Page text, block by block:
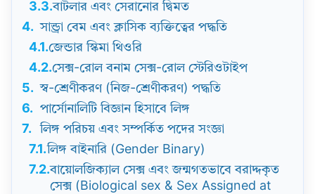
3.3.বাটলার এবং সেরানোর দ্বিমত
4. সান্ড্রা বেম এবং ক্লাসিক ব্যক্তিত্বের পদ্ধতি
4.1.জেন্ডার স্কিমা থিওরি
4.2.সেক্স-রোল বনাম সেক্স-রোল স্টেরিওটাইপ
5. স্ব-শ্রেণীকরণ (নিজ-শ্রেণীকরণ) পদ্ধতি
6.
পার্সোনালিটি বিজ্ঞান হিসাবে লিঙ্গ
7.
লিঙ্গ পরিচয় এবং সম্পর্কিত পদের সংজ্ঞা
7.1.লিঙ্গ বাইনারি (Gender Binary)
7.2.বায়োলজিক্যাল সেক্স এবং জন্মগতভাবে বরাদ্দকৃত
সেক্স (Biological sex & Sex Assigned at